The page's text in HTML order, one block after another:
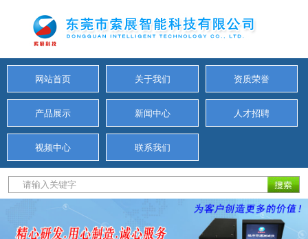
网站首页 关于我们 资质荣誉
产品展示 新闻中心 人才招聘
视频中心 联系我们